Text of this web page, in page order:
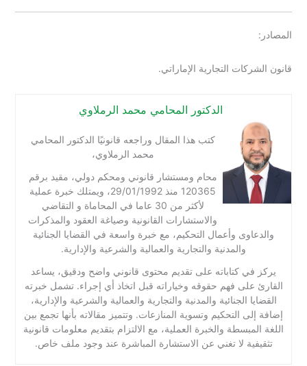
المصادر:
قانون الشركات التجارية الإماراتي.
الدكتور المحامي محمد الرملاوي
كتب هذا المقال وراجعه قانونيًا الدكتور المحامي
محمد الرملاوي،
محام ومستشار قانوني ومحكم دولي، مقيد برقم
120365 منذ 29/01/1992، ويمتلك خبرة عملية
لأكثر من 30 عاما في المحاماة و التقاضي
والاستشارات القانونية وصياغة العقود والمذكرات
والدعاوى وأعمال التحكيم، مع خبرة واسعة في القضايا الجنائية
والمدنية والتجارية والعمالية والشرعية والإدارية.
يركز في كتاباته على تقديم محتوى قانوني واضح ودقيق، يساعد
القارئ على فهم حقوقه وخياراته قبل اتخاذ أي إجراء. تشمل خبرته
القضايا الجنائية والمدنية والتجارية والعمالية والشرعية والإدارية،
إضافة إلى التحكيم وتسوية المنازعات. وتتميز مقالاته بأنها تجمع بين
اللغة المبسطة والخبرة العملية، مع الالتزام بتقديم معلومات قانونية
تثقيفية لا تغني عن الاستشارة المباشرة عند وجود ملف خاص.